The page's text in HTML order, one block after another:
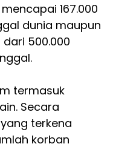
167.000
dunia maupun
500.000
termasuk
Secara
terkena
korban